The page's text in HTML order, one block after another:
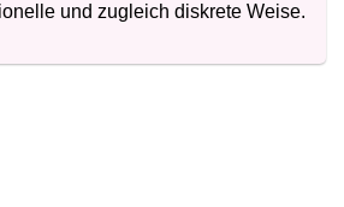
und zugleich diskrete Weise.